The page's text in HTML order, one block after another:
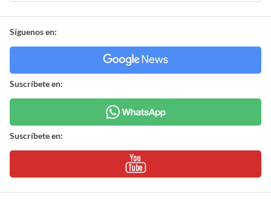
Síguenos en:
Suscríbete en:
Suscríbete en: